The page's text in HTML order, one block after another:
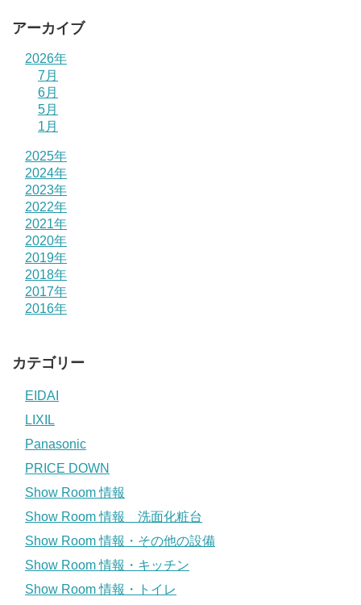
アーカイブ
2026年
7月
6月
5月
1月
2025年
2024年
2023年
2022年
2021年
2020年
2019年
2018年
2017年
2016年
カテゴリー
EIDAI
LIXIL
Panasonic
PRICE DOWN
Show Room 情報
Show Room 情報 洗面化粧台
Show Room 情報・その他の設備
Show Room 情報・キッチン
Show Room 情報・トイレ